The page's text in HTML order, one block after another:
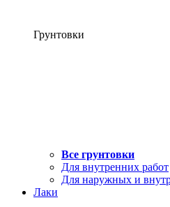
Грунтовки
Все грунтовки
Для внутренних работ
Для наружных и
Лаки